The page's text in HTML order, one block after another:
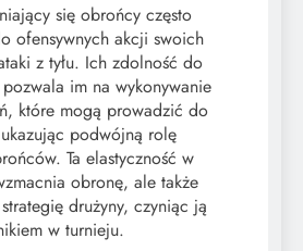
się obrońcy często
ofensywnych akcji swoich
z tyłu. Ich zdolność do
im na wykonywanie
które mogą prowadzić do
podwójną rolę
Ta elastyczność w
obronę, ale także
drużyny, czyniąc ją
w turnieju.